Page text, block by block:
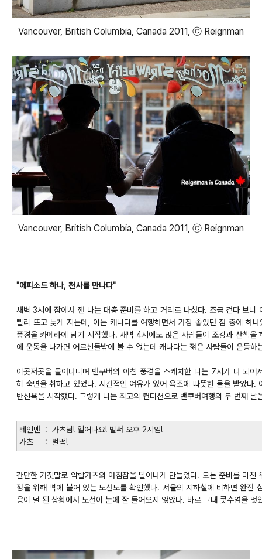
Vancouver, British Columbia, Canada 2011, ⓒ Reignman
Vancouver, British Columbia, Canada 2011, ⓒ Reignman
"에피소드 하나, 천사를 만나다"
새벽 3시에 잠에서 깬 나는 대충 준비를 하고 거리로 나섰다. 조금 걷다 보니
빨리 뜨고 늦게 지는데, 이는 캐나다를 여행하면서 가장 좋았던 점 중에 하
풍경을 카메라에 담기 시작했다. 새벽 4시에도 많은 사람들이 조깅과 산책
에 운동을 나가면 어르신들밖에 볼 수 없는데 캐나다는 젊은 사람들이 운동하
이곳저곳을 돌아다니며 밴쿠버의 아침 풍경을 스케치한 나는 7시가 다 되
히 숙면을 취하고 있었다. 시간적인 여유가 있어 욕조에 따뜻한 물을 받았다
반신욕을 시작했다. 그렇게 나는 최고의 컨디션으로 밴쿠버여행의 두 번째 날
레인맨 : 가츠님! 일어나요! 벌써 오후 2시임!
가츠 : 벌떡!
간단한 거짓말로 악랄가츠의 아침잠을 달아나게 만들었다. 모든 준비를 마
정을 위해 벽에 붙어 있는 노선도를 확인했다. 서울의 지하철에 비하면 완전
응이 덜 된 상황에서 노선이 눈에 잘 들어오지 않았다. 바로 그때 콧수염을